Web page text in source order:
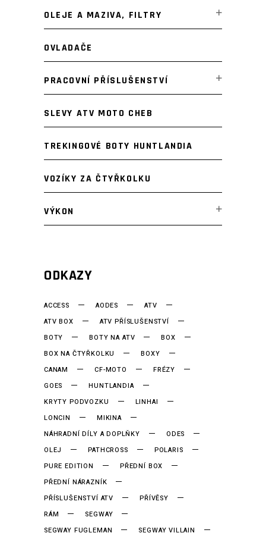
OLEJE A MAZIVA, FILTRY
OVLADAČE
PRACOVNÍ PŘÍSLUŠENSTVÍ
SLEVY ATV MOTO CHEB
TREKINGOVÉ BOTY HUNTLANDIA
VOZÍKY ZA ČTYŘKOLKU
VÝKON
ODKAZY
ACCESS AODES
ATV
ATV BOX
ATV PŘÍSLUŠENSTVÍ
BOTY
BOTY NA ATV
BOX
BOX NA ČTYŘKOLKU
BOXY
CANAM
CF-MOTO
FRÉZY
GOES
HUNTLANDIA
KRYTY PODVOZKU
LINHAI
LONCIN
MIKINA
NÁHRADNÍ DÍLY A DOPLŇKY
ODES
OLEJ
PATHCROSS
POLARIS
PURE EDITION
PŘEDNÍ BOX
PŘEDNÍ NÁRAZNÍK
PŘÍSLUŠENSTVÍ ATV
PŘÍVĚSY
RÁM
SEGWAY
SEGWAY FUGLEMAN
SEGWAY VILLAIN